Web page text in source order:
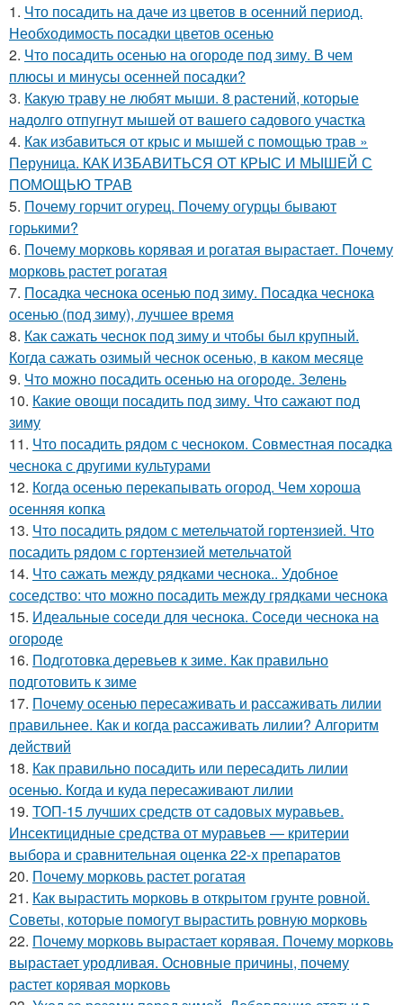
1. Что посадить на даче из цветов в осенний период.
Необходимость посадки цветов осенью
2. Что посадить осенью на огороде под зиму. В чем
плюсы и минусы осенней посадки?
3. Какую траву не любят мыши. 8 растений, которые
надолго отпугнут мышей от вашего садового участка
4. Как избавиться от крыс и мышей с помощью трав »
Перуница. КАК ИЗБАВИТЬСЯ ОТ КРЫС И МЫШЕЙ С
ПОМОЩЬЮ ТРАВ
5. Почему горчит огурец. Почему огурцы бывают
горькими?
6. Почему морковь корявая и рогатая вырастает. Почему
морковь растет рогатая
7. Посадка чеснока осенью под зиму. Посадка чеснока
осенью (под зиму), лучшее время
8. Как сажать чеснок под зиму и чтобы был крупный.
Когда сажать озимый чеснок осенью, в каком месяце
9. Что можно посадить осенью на огороде. Зелень
10. Какие овощи посадить под зиму. Что сажают под
зиму
11. Что посадить рядом с чесноком. Совместная посадка
чеснока с другими культурами
12. Когда осенью перекапывать огород. Чем хороша
осенняя копка
13. Что посадить рядом с метельчатой гортензией. Что
посадить рядом с гортензией метельчатой
14. Что сажать между рядками чеснока.. Удобное
соседство: что можно посадить между грядками чеснока
15. Идеальные соседи для чеснока. Соседи чеснока на
огороде
16. Подготовка деревьев к зиме. Как правильно
подготовить к зиме
17. Почему осенью пересаживать и рассаживать лилии
правильнее. Как и когда рассаживать лилии? Алгоритм
действий
18. Как правильно посадить или пересадить лилии
осенью. Когда и куда пересаживают лилии
19. ТОП-15 лучших средств от садовых муравьев.
Инсектицидные средства от муравьев — критерии
выбора и сравнительная оценка 22-х препаратов
20. Почему морковь растет рогатая
21. Как вырастить морковь в открытом грунте ровной.
Советы, которые помогут вырастить ровную морковь
22. Почему морковь вырастает корявая. Почему морковь
вырастает уродливая. Основные причины, почему
растет корявая морковь